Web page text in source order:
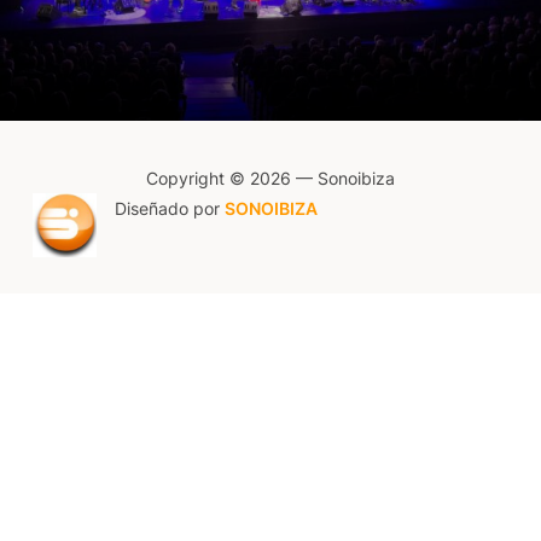
Copyright © 2026 — Sonoibiza
Diseñado por SONOIBIZA